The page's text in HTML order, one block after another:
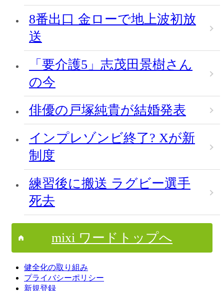
8番出口 金ローで地上波初放
送
「要介護5」志茂田景樹さん
の今
俳優の戸塚純貴が結婚発表
インプレゾンビ終了? Xが新
制度
練習後に搬送 ラグビー選手
死去
mixi ワードトップへ
健全化の取り組み
プライバシーポリシー
新規登録